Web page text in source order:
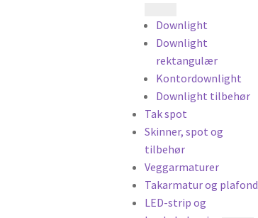
Downlight
Downlight
rektangulær
Kontordownlight
Downlight tilbehør
Tak spot
Skinner, spot og
tilbehør
Veggarmaturer
Takarmatur og plafond
LED-strip og